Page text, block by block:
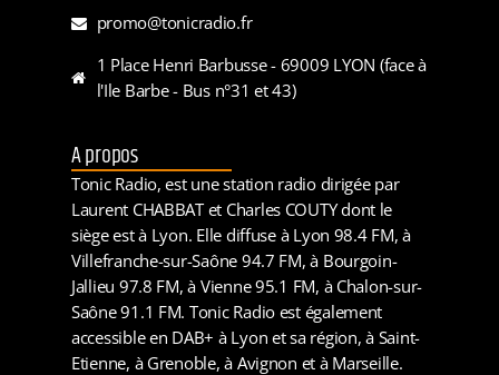
promo@tonicradio.fr
1 Place Henri Barbusse - 69009 LYON (face à
l'Ile Barbe - Bus n°31 et 43)
A propos
Tonic Radio, est une station radio dirigée par
Laurent CHABBAT et Charles COUTY dont le
siège est à Lyon. Elle diffuse à Lyon 98.4 FM, à
Villefranche-sur-Saône 94.7 FM, à Bourgoin-
Jallieu 97.8 FM, à Vienne 95.1 FM, à Chalon-sur-
Saône 91.1 FM. Tonic Radio est également
accessible en DAB+ à Lyon et sa région, à Saint-
Etienne, à Grenoble, à Avignon et à Marseille.